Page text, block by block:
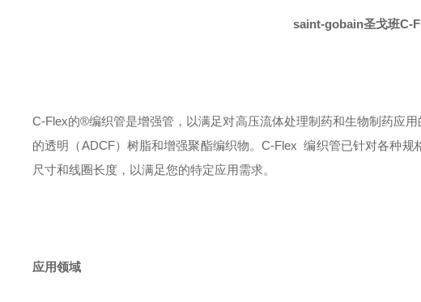
saint-gobain圣戈班C-
C-Flex的®编织管是增强管，以满足对高压流体处理制药和生物制药应
的透明（ADCF）树脂和增强聚酯编织物。C-Flex 编织管已针对各种
尺寸和线圈长度，以满足您的特定应用需求。
应用领域